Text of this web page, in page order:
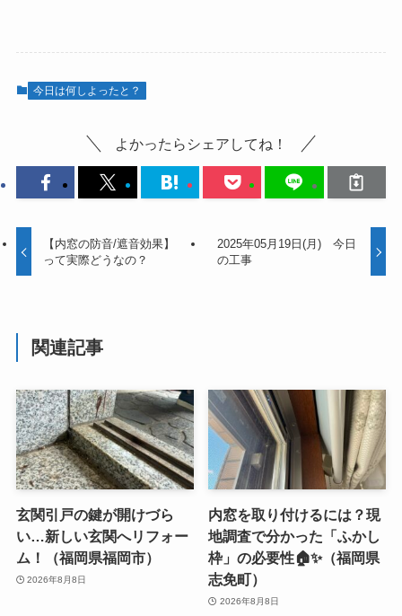
今日は何しよったと？
よかったらシェアしてね！
【内窓の防音/遮音効果】
って実際どうなの？
2025年05月19日(月) 今日
の工事
関連記事
玄関引戸の鍵が開けづら
い…新しい玄関へリフォー
ム！（福岡県福岡市）
2026年8月8日
内窓を取り付けるには？現
地調査で分かった「ふかし
枠」の必要性🏠✨（福岡県
志免町）
2026年8月8日